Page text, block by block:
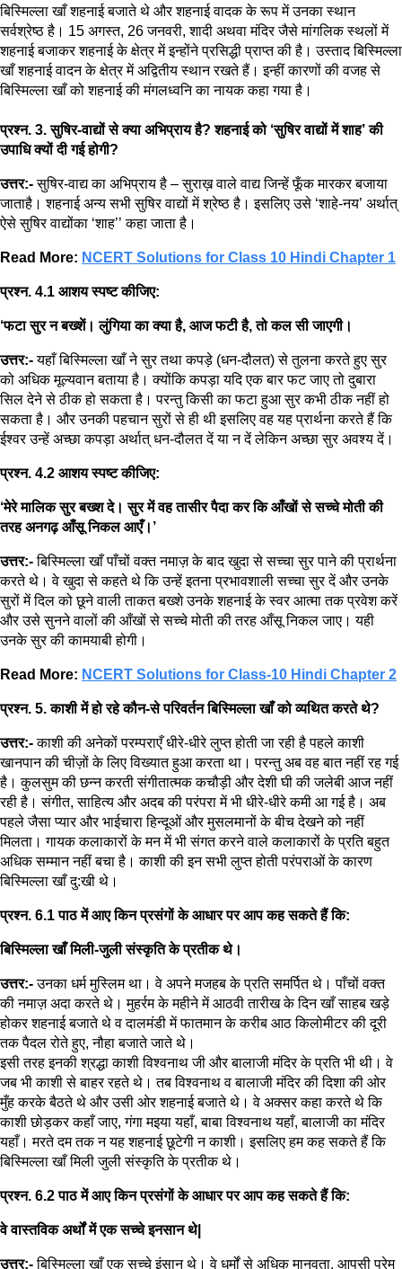
बिस्मिल्ला खाँ शहनाई बजाते थे और शहनाई वादक के रूप में उनका स्थान
सर्वश्रेष्ठ है। 15 अगस्त, 26 जनवरी, शादी अथवा मंदिर जैसे मांगलिक स्थलों में
शहनाई बजाकर शहनाई के क्षेत्र में इन्होंने प्रसिद्धी प्राप्त की है। उस्ताद बिस्मिल्ला
खाँ शहनाई वादन के क्षेत्र में अद्वितीय स्थान रखते हैं। इन्हीं कारणों की वजह से
बिस्मिल्ला खाँ को शहनाई की मंगलध्वनि का नायक कहा गया है।
प्रश्न. 3. सुषिर-वाद्यों से क्या अभिप्राय है? शहनाई को ‘सुषिर वाद्यों में शाह’ की
उपाधि क्यों दी गई होगी?
उत्तर:-सुषिर-वाद्य का अभिप्राय है – सुराख़ वाले वाद्य जिन्हें फूँक मारकर बजाया
जाताहै। शहनाई अन्य सभी सुषिर वाद्यों में श्रेष्ठ है। इसलिए उसे ‘शाहे-नय’ अर्थात्
ऐसे सुषिर वाद्योंका ‘शाह’’ कहा जाता है।
Read More: NCERT Solutions for Class 10 Hindi Chapter 1
प्रश्न. 4.1 आशय स्पष्ट कीजिए:
‘फटा सुर न बख्शें। लुंगिया का क्या है, आज फटी है, तो कल सी जाएगी।
उत्तर:-यहाँ बिस्मिल्ला खाँ ने सुर तथा कपड़े (धन-दौलत) से तुलना करते हुए सुर
को अधिक मूल्यवान बताया है। क्योंकि कपड़ा यदि एक बार फट जाए तो दुबारा
सिल देने से ठीक हो सकता है। परन्तु किसी का फटा हुआ सुर कभी ठीक नहीं हो
सकता है। और उनकी पहचान सुरों से ही थी इसलिए वह यह प्रार्थना करते हैं कि
ईश्वर उन्हें अच्छा कपड़ा अर्थात् धन-दौलत दें या न दें लेकिन अच्छा सुर अवश्य दें।
प्रश्न. 4.2 आशय स्पष्ट कीजिए:
‘मेरे मालिक सुर बख्श दे। सुर में वह तासीर पैदा कर कि आँखों से सच्चे मोती की
तरह अनगढ़ आँसू निकल आएँ।’
उत्तर:-बिस्मिल्ला खाँ पाँचों वक्त नमाज़ के बाद खुदा से सच्चा सुर पाने की प्रार्थना
करते थे। वे खुदा से कहते थे कि उन्हें इतना प्रभावशाली सच्चा सुर दें और उनके
सुरों में दिल को छूने वाली ताकत बख्शे उनके शहनाई के स्वर आत्मा तक प्रवेश करें
और उसे सुनने वालों की आँखों से सच्चे मोती की तरह आँसू निकल जाए। यही
उनके सुर की कामयाबी होगी।
Read More: NCERT Solutions for Class-10 Hindi Chapter 2
प्रश्न. 5. काशी में हो रहे कौन-से परिवर्तन बिस्मिल्ला खाँ को व्यथित करते थे?
उत्तर:-काशी की अनेकों परम्पराएँ धीरे-धीरे लुप्त होती जा रही है पहले काशी
खानपान की चीज़ों के लिए विख्यात हुआ करता था। परन्तु अब वह बात नहीं रह गई
है। कुलसुम की छन्न करती संगीतात्मक कचौड़ी और देशी घी की जलेबी आज नहीं
रही है। संगीत, साहित्य और अदब की परंपरा में भी धीरे-धीरे कमी आ गई है। अब
पहले जैसा प्यार और भाईचारा हिन्दूओं और मुसलमानों के बीच देखने को नहीं
मिलता। गायक कलाकारों के मन में भी संगत करने वाले कलाकारों के प्रति बहुत
अधिक सम्मान नहीं बचा है। काशी की इन सभी लुप्त होती परंपराओं के कारण
बिस्मिल्ला खाँ दु:खी थे।
प्रश्न. 6.1 पाठ में आए किन प्रसंगों के आधार पर आप कह सकते हैं कि:
बिस्मिल्ला खाँ मिली-जुली संस्कृति के प्रतीक थे।
उत्तर:-उनका धर्म मुस्लिम था। वे अपने मजहब के प्रति समर्पित थे। पाँचों वक्त
की नमाज़ अदा करते थे। मुहर्रम के महीने में आठवी तारीख के दिन खाँ साहब खड़े
होकर शहनाई बजाते थे व दालमंडी में फातमान के करीब आठ किलोमीटर की दूरी
तक पैदल रोते हुए, नौहा बजाते जाते थे।
इसी तरह इनकी श्रद्धा काशी विश्वनाथ जी और बालाजी मंदिर के प्रति भी थी। वे
जब भी काशी से बाहर रहते थे। तब विश्वनाथ व बालाजी मंदिर की दिशा की ओर
मुँह करके बैठते थे और उसी ओर शहनाई बजाते थे। वे अक्सर कहा करते थे कि
काशी छोड़कर कहाँ जाए, गंगा मइया यहाँ, बाबा विश्वनाथ यहाँ, बालाजी का मंदिर
यहाँ। मरते दम तक न यह शहनाई छूटेगी न काशी। इसलिए हम कह सकते हैं कि
बिस्मिल्ला खाँ मिली जुली संस्कृति के प्रतीक थे।
प्रश्न. 6.2 पाठ में आए किन प्रसंगों के आधार पर आप कह सकते हैं कि:
वे वास्तविक अर्थों में एक सच्चे इनसान थे|
उत्तर:-बिस्मिल्ला खाँ एक सच्चे इंसान थे। वे धर्मों से अधिक मानवता, आपसी प्रेम